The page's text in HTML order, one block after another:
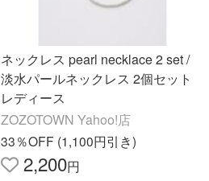
ネックレス pearl necklace 2 set /
淡水パールネックレス 2個セット
レディース
ZOZOTOWN Yahoo!店
33％OFF (1,100円引き)
2,200円